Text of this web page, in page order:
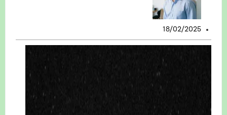
18/02/2025